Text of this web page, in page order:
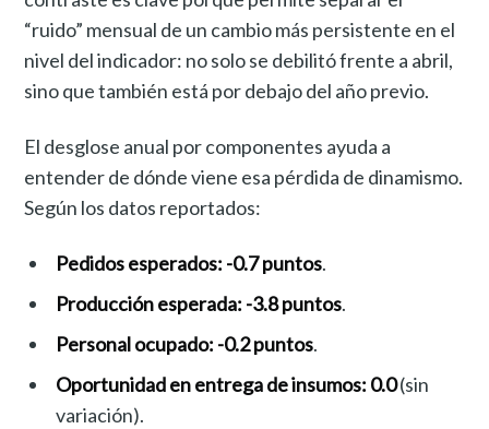
“ruido” mensual de un cambio más persistente en el
nivel del indicador: no solo se debilitó frente a abril,
sino que también está por debajo del año previo.
El desglose anual por componentes ayuda a
entender de dónde viene esa pérdida de dinamismo.
Según los datos reportados:
Pedidos esperados: -0.7 puntos.
Producción esperada: -3.8 puntos.
Personal ocupado: -0.2 puntos.
Oportunidad en entrega de insumos: 0.0(sin
variación).